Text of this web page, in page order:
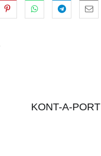
KONT-A-